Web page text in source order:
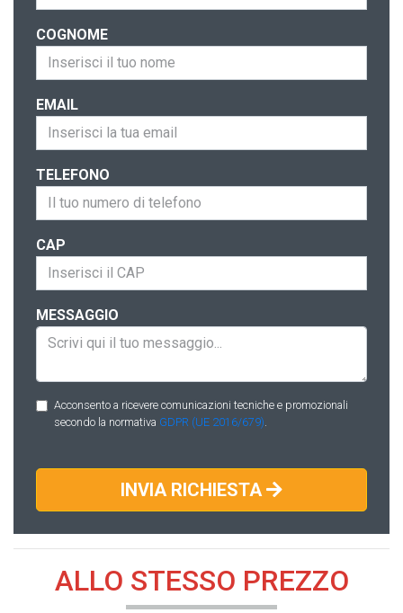
COGNOME
EMAIL
TELEFONO
CAP
MESSAGGIO
Acconsento a ricevere comunicazioni tecniche e promozionali
secondo la normativa GDPR (UE 2016/679)
INVIA RICHIESTA
ALLO STESSO PREZZO